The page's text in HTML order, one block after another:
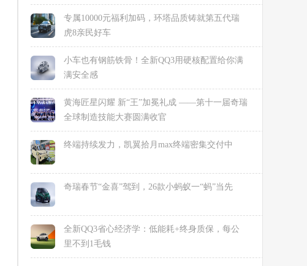
专属10000元福利加码，环塔品质铸就第五代瑞
虎8亲民好车
小车也有钢筋铁骨！全新QQ3用硬核配置给你满
满安全感
黄海匠星闪耀 新“王”加冕礼成 ——第十一届奇瑞
全球制造技能大赛圆满收官
终端持续发力，凯翼拾月max终端密集交付中
奇瑞春节“金喜”驾到，26款小蚂蚁一“蚂”当先
全新QQ3省心经济学：低能耗+终身质保，每公
里不到1毛钱